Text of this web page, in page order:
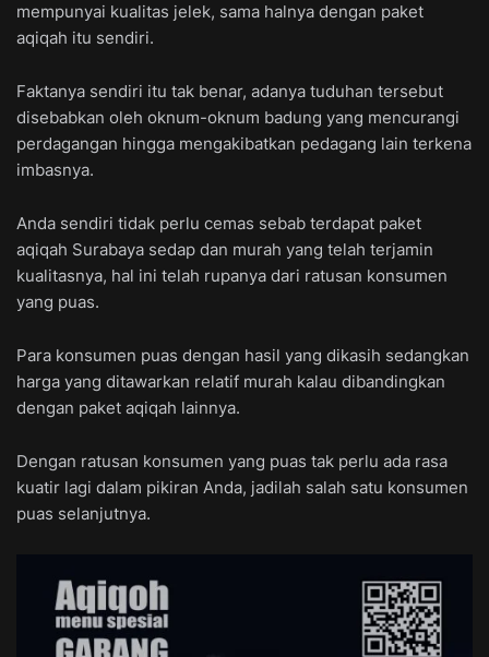
mempunyai kualitas jelek, sama halnya dengan paket
aqiqah itu sendiri.
Faktanya sendiri itu tak benar, adanya tuduhan tersebut
disebabkan oleh oknum-oknum badung yang mencurangi
perdagangan hingga mengakibatkan pedagang lain terkena
imbasnya.
Anda sendiri tidak perlu cemas sebab terdapat paket
aqiqah Surabaya sedap dan murah yang telah terjamin
kualitasnya, hal ini telah rupanya dari ratusan konsumen
yang puas.
Para konsumen puas dengan hasil yang dikasih sedangkan
harga yang ditawarkan relatif murah kalau dibandingkan
dengan paket aqiqah lainnya.
Dengan ratusan konsumen yang puas tak perlu ada rasa
kuatir lagi dalam pikiran Anda, jadilah salah satu konsumen
puas selanjutnya.